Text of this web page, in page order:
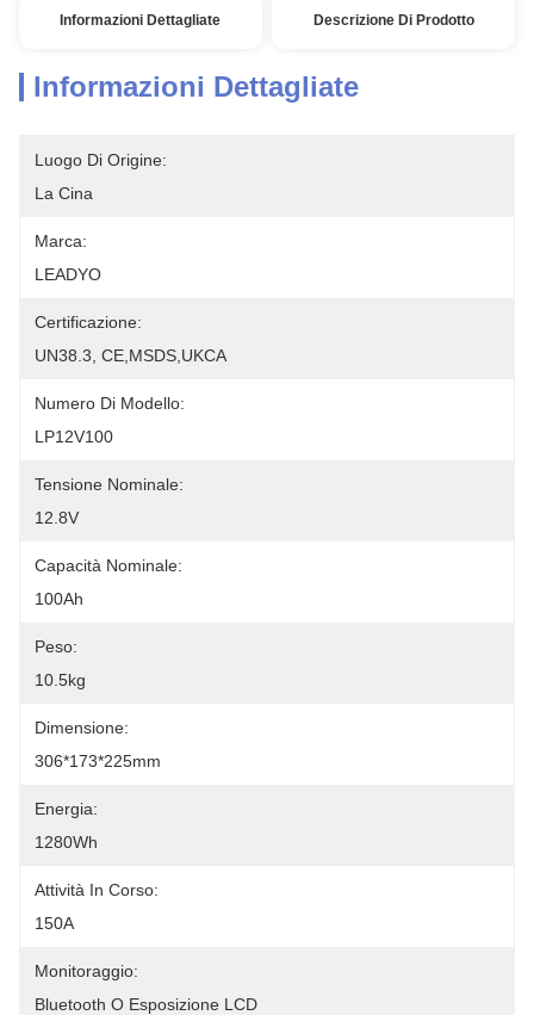
Informazioni Dettagliate Descrizione Di Prodotto
Informazioni Dettagliate
Luogo Di Origine:
La Cina
Marca:
LEADYO
Certificazione:
UN38.3, CE,MSDS,UKCA
Numero Di Modello:
LP12V100
Tensione Nominale:
12.8V
Capacità Nominale:
100Ah
Peso:
10.5kg
Dimensione:
306*173*225mm
Energia:
1280Wh
Attività In Corso:
150A
Monitoraggio:
Bluetooth O Esposizione LCD